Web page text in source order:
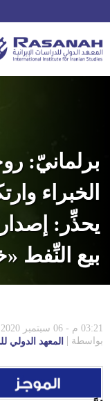
برلمانيّ:
الخبراء
يحذِّر:
بيع النِّفط
03:21 م - 06 سبتمبر 2020
بواسطة
المعهد الدولي